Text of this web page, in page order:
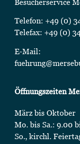
Besucherservice
Telefon: +49 (0)
Telefax: +49 (0)
E-Mail:
Öffnungszeiten
März bis Oktober
Mo. bis Sa.: 9.00
So., kirchl.